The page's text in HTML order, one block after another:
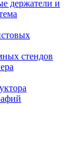
держатели и
стендов